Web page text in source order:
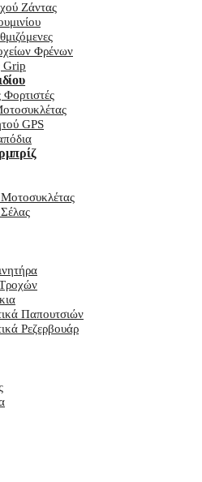
Ζάντας
Φρένων
Grip
GPS
Παπουτσιών
Ρεζερβουάρ